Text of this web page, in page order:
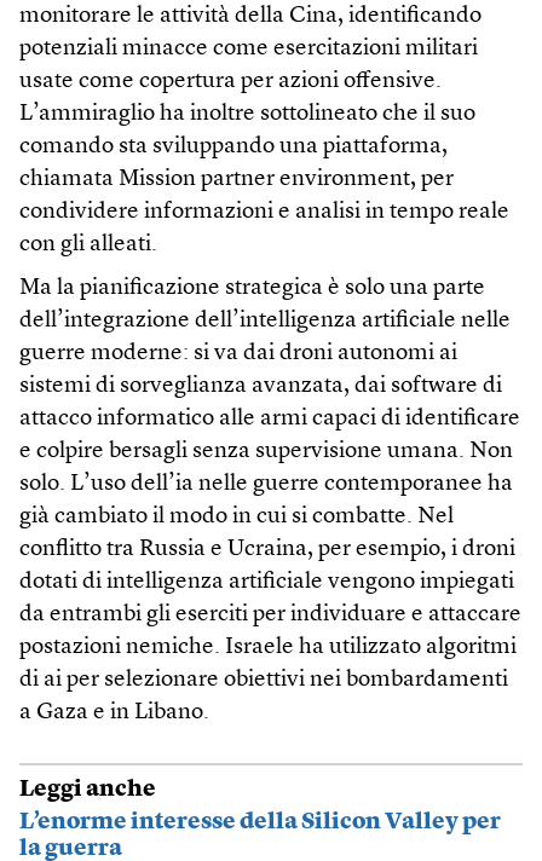
monitorare le attività della Cina, identificando
potenziali minacce come esercitazioni militari
usate come copertura per azioni offensive.
L’ammiraglio ha inoltre sottolineato che il suo
comando sta sviluppando una piattaforma,
chiamata Mission partner environment, per
condividere informazioni e analisi in tempo reale
con gli alleati.
Ma la pianificazione strategica è solo una parte
dell’integrazione dell’intelligenza artificiale nelle
guerre moderne: si va dai droni autonomi ai
sistemi di sorveglianza avanzata, dai software di
attacco informatico alle armi capaci di identificare
e colpire bersagli senza supervisione umana. Non
solo. L’uso dell’ia nelle guerre contemporanee ha
già cambiato il modo in cui si combatte. Nel
conflitto tra Russia e Ucraina, per esempio, i droni
dotati di intelligenza artificiale vengono impiegati
da entrambi gli eserciti per individuare e attaccare
postazioni nemiche. Israele ha utilizzato algoritmi
di ai per selezionare obiettivi nei bombardamenti
a Gaza e in Libano.
Leggi anche
L’enorme interesse della Silicon Valley per
la guerra